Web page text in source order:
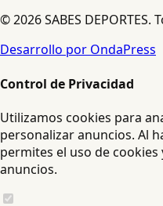
© 2026 SABES
Desarrollo por OndaPress
Control de Privacidad
Utilizamos cookies para
personalizar anuncios. Al
permites el uso de
anuncios.